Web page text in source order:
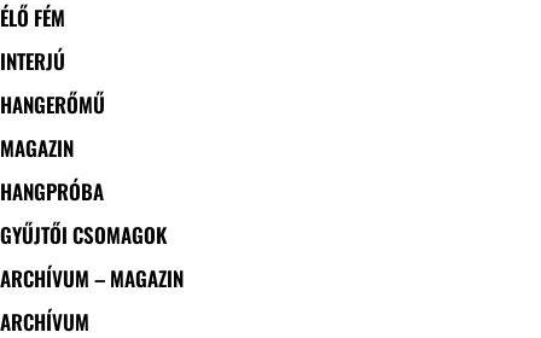
ÉLŐ FÉM
INTERJÚ
HANGERŐMŰ
MAGAZIN
HANGPRÓBA
GYŰJTŐI CSOMAGOK
ARCHÍVUM – MAGAZIN
ARCHÍVUM